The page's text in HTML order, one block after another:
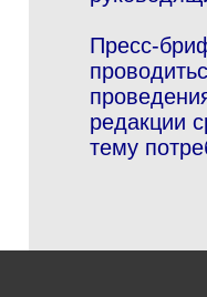
Пресс-
редакции
тему